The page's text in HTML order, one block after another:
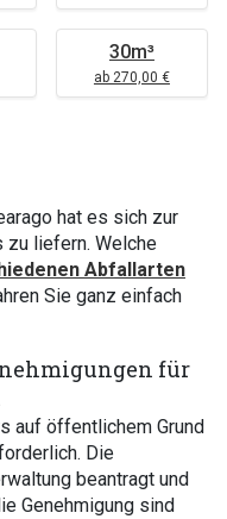
30m³
ab 270,00 €
hat es sich zur
zu liefern. Welche
Abfallarten
Sie ganz einfach
für
auf öffentlichem Grund
Die
beantragt und
Genehmigung sind